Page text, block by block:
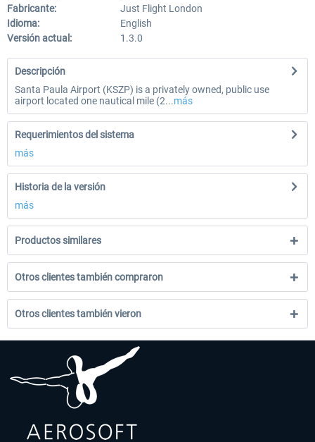
Fabricante:
Just Flight London
Idioma:
English
Versión actual:
1.3.0
Descripción
Santa Paula Airport (KSZP) is a privately owned, public use
airport located one nautical mile (2...más
Requerimientos del sistema
más
Historia de la versión
más
Productos similares
Otros clientes también compraron
Otros clientes también vieron